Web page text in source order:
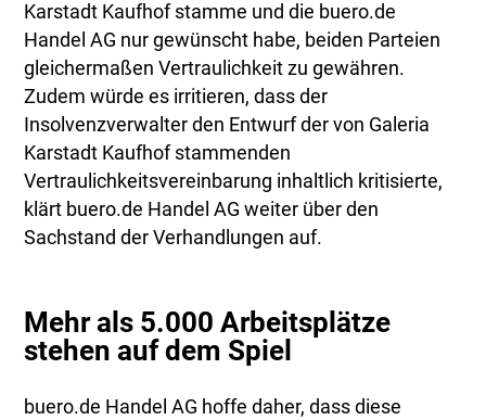
Karstadt Kaufhof stamme und die buero.de
Handel AG nur gewünscht habe, beiden Parteien
gleichermaßen Vertraulichkeit zu gewähren.
Zudem würde es irritieren, dass der
Insolvenzverwalter den Entwurf der von Galeria
Karstadt Kaufhof stammenden
Vertraulichkeitsvereinbarung inhaltlich kritisierte,
klärt buero.de Handel AG weiter über den
Sachstand der Verhandlungen auf.
Mehr als 5.000 Arbeitsplätze
stehen auf dem Spiel
buero.de Handel AG hoffe daher, dass diese